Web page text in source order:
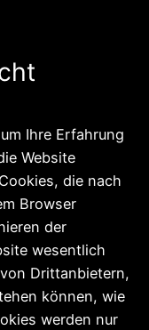
Ihre Erfahrung
Website
die nach
Browser
der
wesentlich
Drittanbietern,
können, wie
werden nur